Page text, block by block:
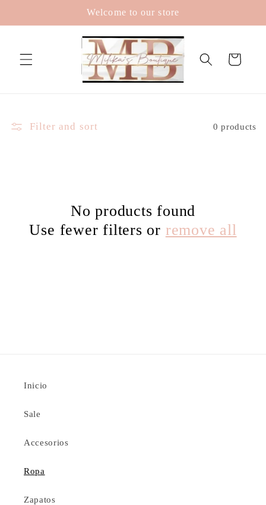
Welcome to our store
Cart
Filter and sort 0 products
No products found
Use fewer filters or remove all
Inicio
Sale
Accesorios
Ropa
Zapatos